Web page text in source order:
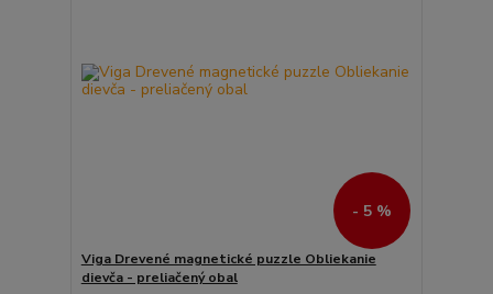
- 5 %
Viga Drevené magnetické puzzle Obliekanie
dievča - preliačený obal